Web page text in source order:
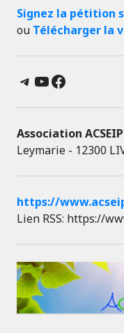
Signez la pétition
ou Télécharger la
Telegram
YouTube
Facebook
Association
Leymarie - 12300
https://
Lien RSS: https://